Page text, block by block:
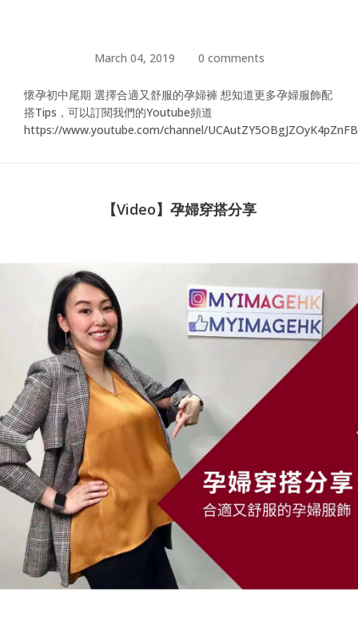
March 04, 2019 0 comments
懷孕初中尾期 選擇合適又舒服的孕婦褲 想知道更多孕婦服飾配
搭Tips，可以訂閱我們的Youtube頻道
https://www.youtube.com/channel/
【Video】孕婦穿搭分享